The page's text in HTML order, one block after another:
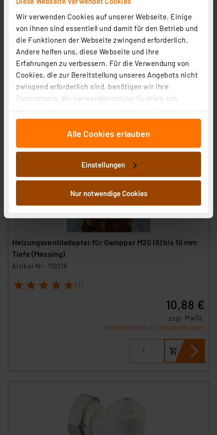
Wir verwenden Cookies auf unserer Webseite. Einige
von ihnen sind essentiell und damit für den Betrieb und
die Funktionen der Webseite zwingend erforderlich.
Andere helfen uns, diese Webseite und ihre
Erfahrungen zu verbessern. Für die Verwendung von
Cookies, die zur Bereitstellung unseres Angebots nicht
zwingend erforderlich sind, benötigen wir Ihre
Zustimmung. Wir verwenden solche Cookies, um
für soziale Medien anbieten zu können und die Zugriffe
auf unsere Website zu analysieren. Außerdem geben
wir Informationen zu Ihrer Verwendung unserer Website
an unsere Partner für soziale Medien, Werbung und
Analysen weiter. Unsere Partner führen diese
Informationen möglicherweise mit weiteren Daten
zusammen, die Sie ihnen bereitgestellt haben oder die
sie im Rahmen Ihrer Nutzung der Dienste gesammelt
stimmen Sie sowohl dem Speichern und Abrufen von
Informationen auf Ihrem gerät (§25 Abs.1 TTDSG) sowie
der anschließenden Weiterverarbeitung für die
nachfolgend dargestellten bzw. die von Ihnen
VO) zu. Eine detaillierte Auflistung der einzelnen
den Button „Ablehnen oder Einstellungen“ abrufbar. Sie
können die Verwendung nicht notwendiger Cookies
ablehnen oder ihr ganz oder teilweise zustimmen. Ihre
erteilte Zustimmung können Sie jederzeit unter dem
Link „Cookie Einstellungen“ anpassen oder widerrufen.
Die Rechtmäßigkeit der Speicherung, Abrufung und
unberührt. Ihre Browser-Einstellungen können dazu
gespeichert werden und dieses Banner erneut
Alle Cookies erlauben
Einstellungen
Nur notwendige Cookies
Ventiladapter / Adapterring VA80 für Stellantriebe
Artikel-Nr. 250916
(3)
1,25 €
Informationen zu Versandkosten
Heizungsventiladapter für Gampper M20 (6) bis 10 mm
Tiefe (Messing)
Artikel-Nr. 110216
1 2 3 4 5 (1)
10,88 €
zzgl. MwSt.
Informationen zu Versandkosten